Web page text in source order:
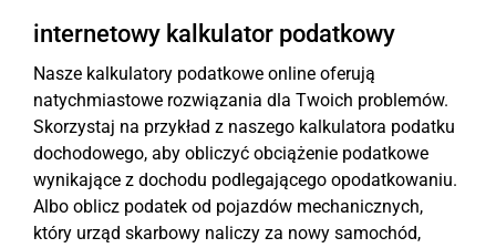
internetowy kalkulator podatkowy
Nasze kalkulatory podatkowe online oferują
natychmiastowe rozwiązania dla Twoich problemów.
Skorzystaj na przykład z naszego kalkulatora podatku
dochodowego, aby obliczyć obciążenie podatkowe
wynikające z dochodu podlegającego opodatkowaniu.
Albo oblicz podatek od pojazdów mechanicznych,
który urząd skarbowy naliczy za nowy samochód,